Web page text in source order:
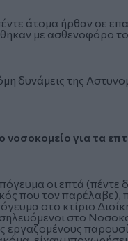
άτομα ήρθαν σε
με ασθενοφόρο
δυνάμεις της
νοσοκομείο για τα
οι επτά (πέντε
που τον
στο κτίριο
στο
εργαζομένους